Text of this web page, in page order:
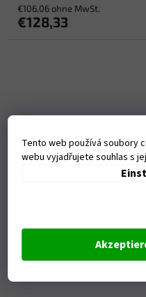
Tento web používá soubory
webu vyjadřujete souhlas s
€106,06 ohne MwSt.
€128,33